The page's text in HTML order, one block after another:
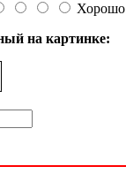
Хорошо
на картинке: